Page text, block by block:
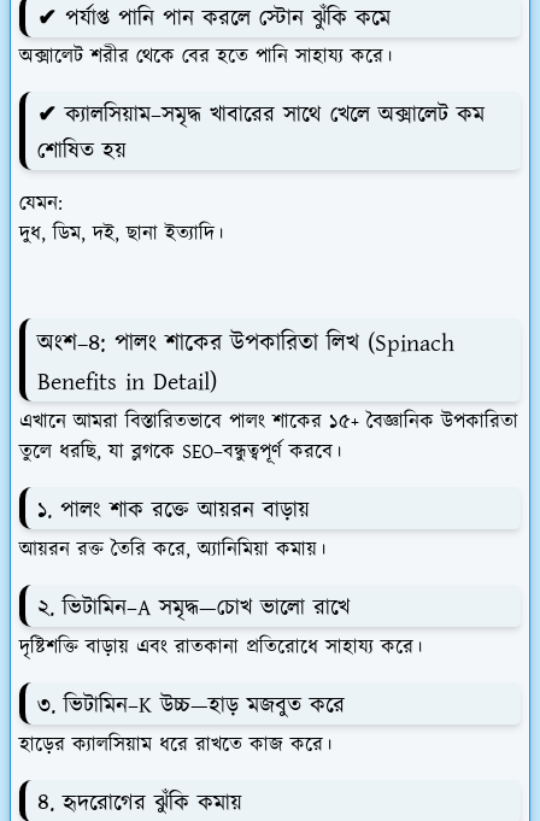
✔ পর্যাপ্ত পানি পান করলে স্টোন ঝুঁকি কমে
অক্সালেট শরীর থেকে বের হতে পানি সাহায্য করে।
✔ ক্যালসিয়াম–সমৃদ্ধ খাবারের সাথে খেলে অক্সালেট কম
শোষিত হয়
যেমন:
দুধ, ডিম, দই, ছানা ইত্যাদি।
অংশ–৪: পালং শাকের উপকারিতা লিখ (Spinach
Benefits in Detail)
এখানে আমরা বিস্তারিতভাবে পালং শাকের ১৫+ বৈজ্ঞানিক উপকারিতা
তুলে ধরছি, যা ব্লগকে SEO–বন্ধুত্বপূর্ণ করবে।
১. পালং শাক রক্তে আয়রন বাড়ায়
আয়রন রক্ত তৈরি করে, অ্যানিমিয়া কমায়।
২. ভিটামিন–A সমৃদ্ধ—চোখ ভালো রাখে
দৃষ্টিশক্তি বাড়ায় এবং রাতকানা প্রতিরোধে সাহায্য করে।
৩. ভিটামিন–K উচ্চ—হাড় মজবুত করে
হাড়ের ক্যালসিয়াম ধরে রাখতে কাজ করে।
৪. হৃদরোগের ঝুঁকি কমায়